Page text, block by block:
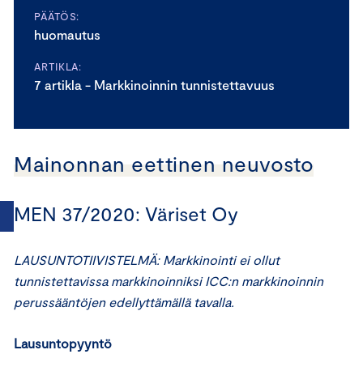
PÄÄTÖS:
huomautus
ARTIKLA:
7 artikla - Markkinoinnin tunnistettavuus
Mainonnan eettinen neuvosto
MEN 37/2020: Väriset Oy
LAUSUNTOTIIVISTELMÄ: Markkinointi ei ollut
tunnistettavissa markkinoinniksi ICC:n markkinoinnin
perussääntöjen edellyttämällä tavalla.
Lausuntopyyntö